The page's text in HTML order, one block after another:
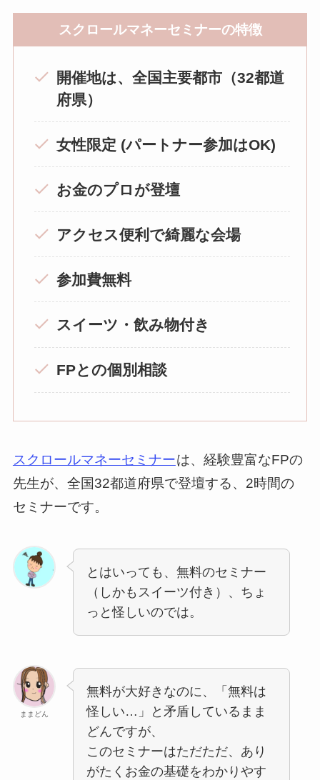
スクロールマネーセミナーの特徴
開催地は、全国主要都市（32都道
府県）
女性限定 (パートナー参加はOK)
お金のプロが登壇
アクセス便利で綺麗な会場
参加費無料
スイーツ・飲み物付き
FPとの個別相談
スクロールマネーセミナーは、経験豊富なFPの
先生が、全国32都道府県で登壇する、2時間の
セミナーです。
とはいっても、無料のセミナー
（しかもスイーツ付き）、ちょ
っと怪しいのでは。
ままどん
無料が大好きなのに、「無料は
怪しい…」と矛盾しているまま
どんですが、
このセミナーはただただ、あり
がたくお金の基礎をわかりやす